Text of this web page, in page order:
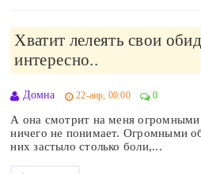
Хватит лелеять свои
интересно..
Домна 22-апр, 00:00 0
А она смотрит на меня огромными
ничего не понимает. Огромными
них застыло столько боли,...